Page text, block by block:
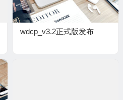
wdcp_v3.2正式版发布